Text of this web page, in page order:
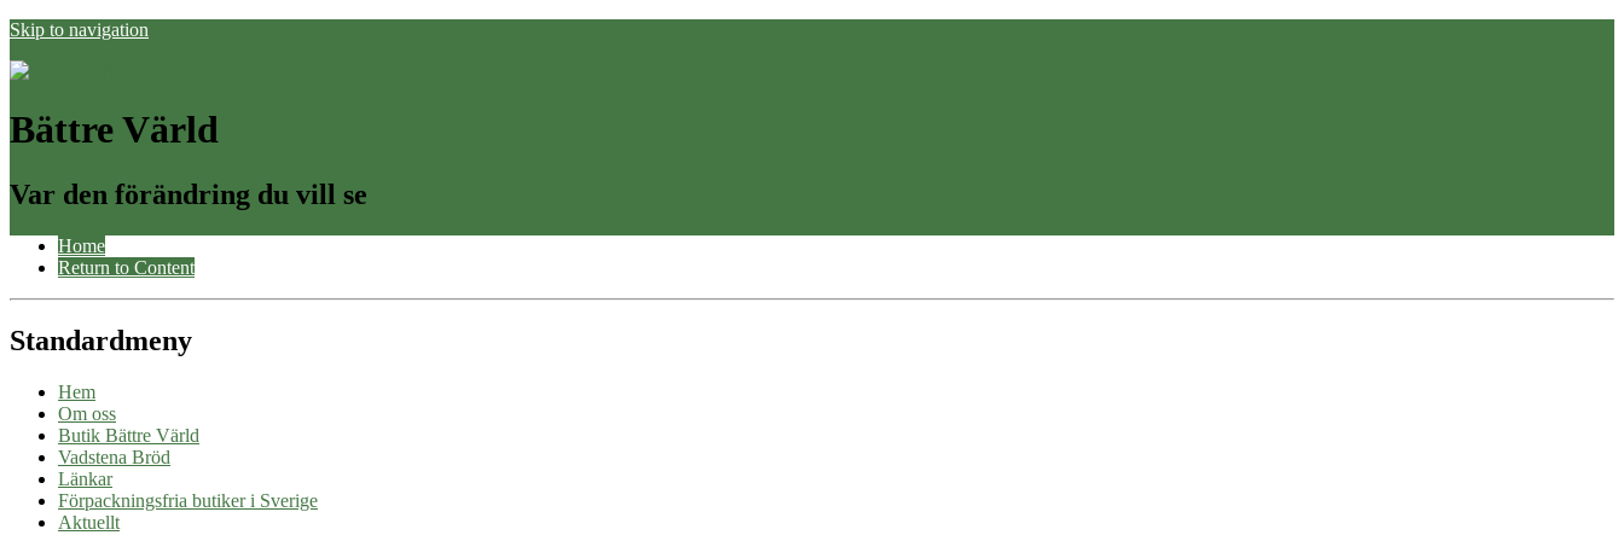
Skip to navigation
Bättre Värld
Var den förändring du vill se
Home
Return to Content
Standardmeny
Hem
Om oss
Butik Bättre Värld
Vadstena Bröd
Länkar
Förpackningsfria butiker i Sverige
Aktuellt